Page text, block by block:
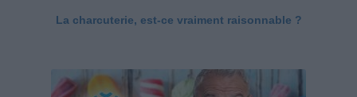
La charcuterie, est-ce vraiment raisonnable ?